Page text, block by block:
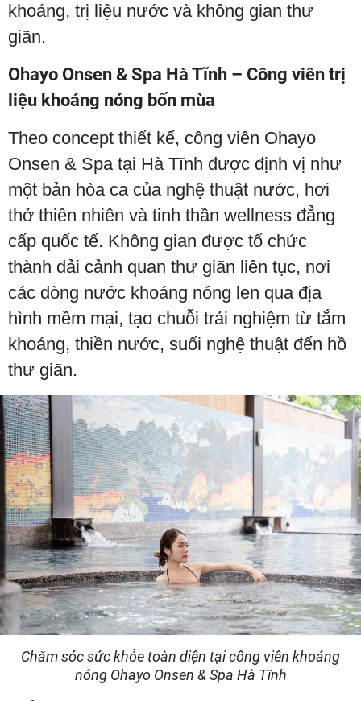
khoáng, trị liệu nước và không gian thư
giãn.
Ohayo Onsen & Spa Hà Tĩnh – Công viên trị
liệu khoáng nóng bốn mùa
Theo concept thiết kế, công viên Ohayo
Onsen & Spa tại Hà Tĩnh được định vị như
một bản hòa ca của nghệ thuật nước, hơi
thở thiên nhiên và tinh thần wellness đẳng
cấp quốc tế. Không gian được tổ chức
thành dải cảnh quan thư giãn liên tục, nơi
các dòng nước khoáng nóng len qua địa
hình mềm mại, tạo chuỗi trải nghiệm từ tắm
khoáng, thiền nước, suối nghệ thuật đến hồ
thư giãn.
Chăm sóc sức khỏe toàn diện tại công viên khoáng
nóng Ohayo Onsen & Spa Hà Tĩnh